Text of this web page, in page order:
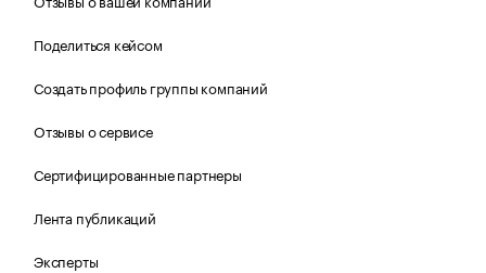
Поделиться кейсом
Создать профиль группы компаний
Отзывы о сервисе
Сертифицированные партнеры
Лента публикаций
Эксперты